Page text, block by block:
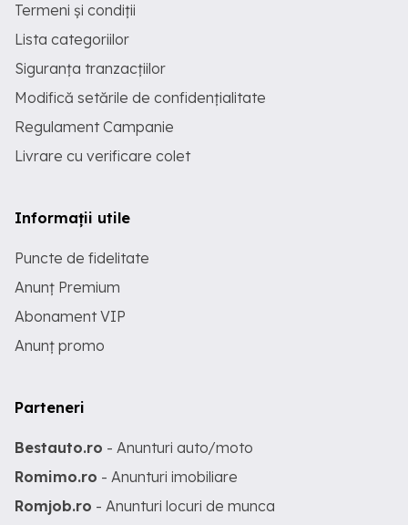
Termeni și condiții
Lista categoriilor
Siguranța tranzacțiilor
Modifică setările de confidențialitate
Regulament Campanie
Livrare cu verificare colet
Informații utile
Puncte de fidelitate
Anunț Premium
Abonament VIP
Anunț promo
Parteneri
Bestauto.ro - Anunturi auto/moto
Romimo.ro - Anunturi imobiliare
Romjob.ro - Anunturi locuri de munca